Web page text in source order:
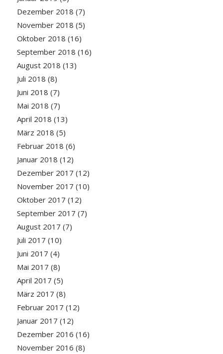
Dezember 2018 (7)
November 2018 (5)
Oktober 2018 (16)
September 2018 (16)
August 2018 (13)
Juli 2018 (8)
Juni 2018 (7)
Mai 2018 (7)
April 2018 (13)
März 2018 (5)
Februar 2018 (6)
Januar 2018 (12)
Dezember 2017 (12)
November 2017 (10)
Oktober 2017 (12)
September 2017 (7)
August 2017 (7)
Juli 2017 (10)
Juni 2017 (4)
Mai 2017 (8)
April 2017 (5)
März 2017 (8)
Februar 2017 (12)
Januar 2017 (12)
Dezember 2016 (16)
November 2016 (8)